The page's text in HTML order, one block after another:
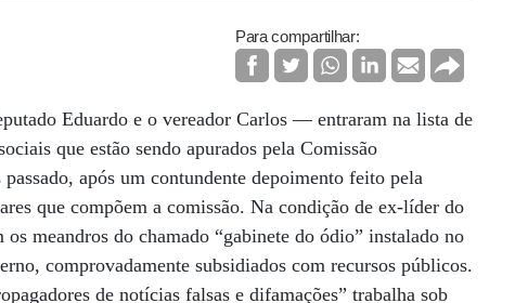
Para compartilhar:
Eduardo e o vereador Carlos — entraram na lista de
que estão sendo apurados pela Comissão
após um contundente depoimento feito pela
que compõem a comissão. Na condição de ex-líder do
meandros do chamado “gabinete do ódio” instalado no
comprovadamente subsidiados com recursos públicos.
de notícias falsas e difamações” trabalha sob